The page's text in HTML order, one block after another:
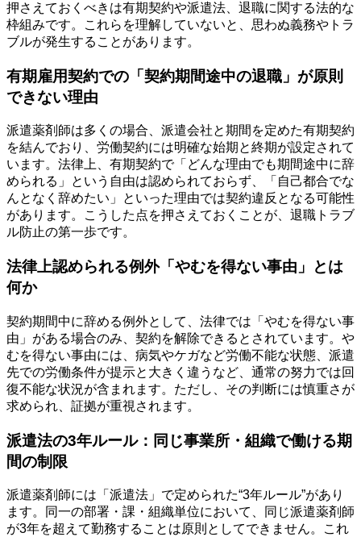
押さえておくべきは有期契約や派遣法、退職に関する法的な
枠組みです。これらを理解していないと、思わぬ義務やトラ
ブルが発生することがあります。
有期雇用契約での「契約期間途中の退職」が原則
できない理由
派遣薬剤師は多くの場合、派遣会社と期間を定めた有期契約
を結んでおり、労働契約には明確な始期と終期が設定されて
います。法律上、有期契約で「どんな理由でも期間途中に辞
められる」という自由は認められておらず、「自己都合でな
んとなく辞めたい」といった理由では契約違反となる可能性
があります。こうした点を押さえておくことが、退職トラブ
ル防止の第一歩です。
法律上認められる例外「やむを得ない事由」とは
何か
契約期間中に辞める例外として、法律では「やむを得ない事
由」がある場合のみ、契約を解除できるとされています。や
むを得ない事由には、病気やケガなど労働不能な状態、派遣
先での労働条件が提示と大きく違うなど、通常の努力では回
復不能な状況が含まれます。ただし、その判断には慎重さが
求められ、証拠が重視されます。
派遣法の3年ルール：同じ事業所・組織で働ける期
間の制限
派遣薬剤師には「派遣法」で定められた“3年ルール”があり
ます。同一の部署・課・組織単位において、同じ派遣薬剤師
が3年を超えて勤務することは原則としてできません。これ